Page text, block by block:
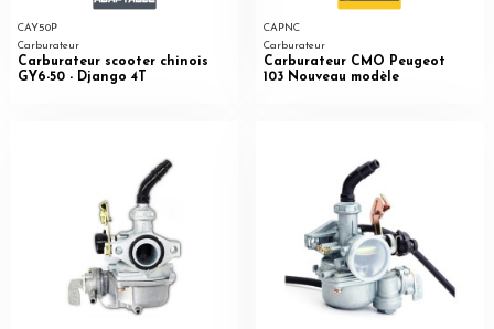
CAY50P
Carburateur
Carburateur scooter chinois
GY6-50 - Django 4T
CAPNC
Carburateur
Carburateur CMO Peugeot
103 Nouveau modèle